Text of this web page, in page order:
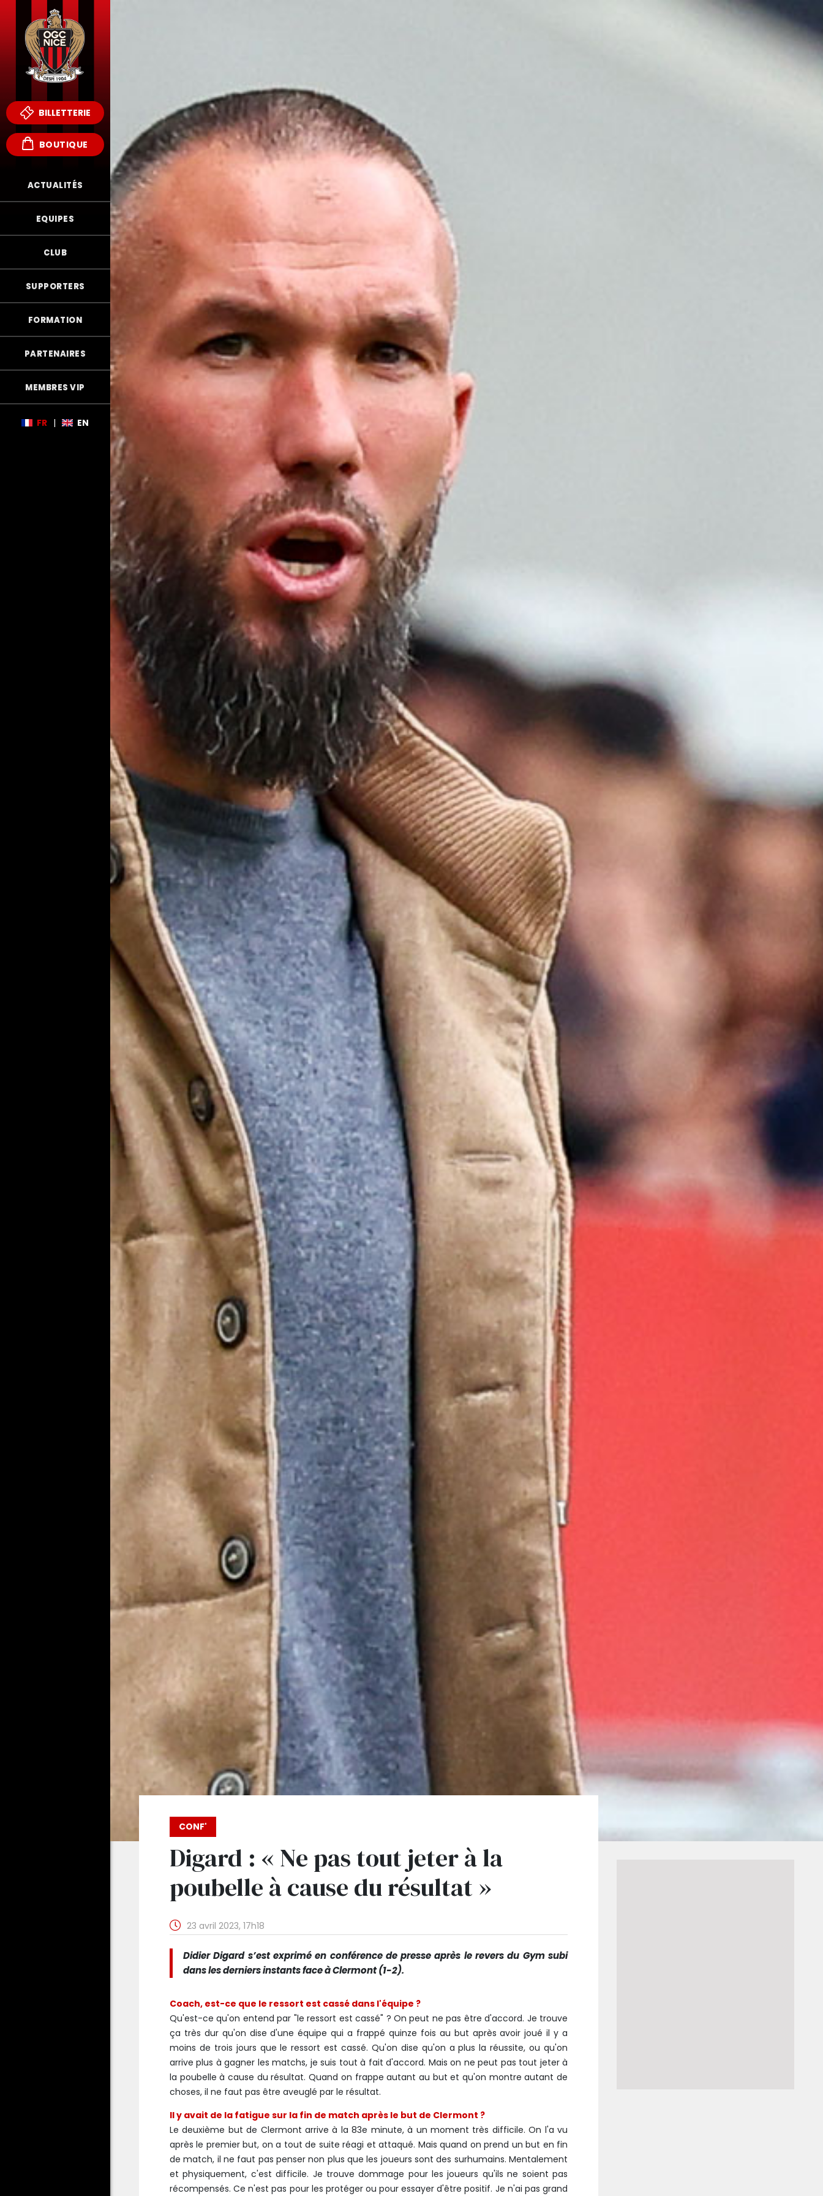
BILLETTERIE
BOUTIQUE
ACTUALITÉS
EQUIPES
CLUB
SUPPORTERS
FORMATION
PARTENAIRES
MEMBRES VIP
FR | EN
CONF'
Digard : « Ne pas tout jeter à la
poubelle à cause du résultat »
23 avril 2023, 17h18
Didier Digard s’est exprimé en conférence de presse après le revers du Gym subi
dans les derniers instants face à Clermont (1-2).
Coach, est-ce que le ressort est cassé dans l'équipe ?
Qu'est-ce qu'on entend par "le ressort est cassé" ? On peut ne pas être d'accord. Je trouve
ça très dur qu'on dise d'une équipe qui a frappé quinze fois au but après avoir joué il y a
moins de trois jours que le ressort est cassé. Qu'on dise qu'on a plus la réussite, ou qu'on
arrive plus à gagner les matchs, je suis tout à fait d'accord. Mais on ne peut pas tout jeter à
la poubelle à cause du résultat. Quand on frappe autant au but et qu'on montre autant de
choses, il ne faut pas être aveuglé par le résultat.
Il y avait de la fatigue sur la fin de match après le but de Clermont ?
Le deuxième but de Clermont arrive à la 83e minute, à un moment très difficile. On l'a vu
après le premier but, on a tout de suite réagi et attaqué. Mais quand on prend un but en fin
de match, il ne faut pas penser non plus que les joueurs sont des surhumains. Mentalement
et physiquement, c'est difficile. Je trouve dommage pour les joueurs qu'ils ne soient pas
récompensés. Ce n'est pas pour les protéger ou pour essayer d'être positif. Je n'ai pas grand